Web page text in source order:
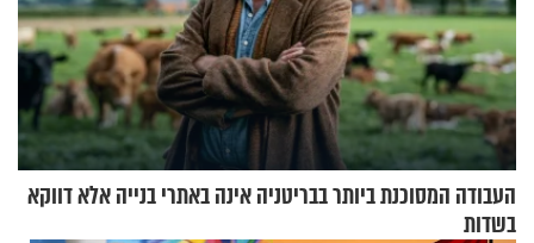
העבודה המסוכנת ביותר בבריטניה אינה באתרי בנייה אלא דווקא
בשדות